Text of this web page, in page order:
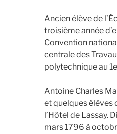
Ancien élève de
troisième année
Convention
centrale des
polytechnique au
Antoine Charles
et quelques élèves
l’Hôtel de Lassay.
mars 1796 à